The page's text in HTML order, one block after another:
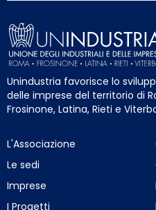
Unindustria favorisce lo
delle imprese del territorio di
Frosinone, Latina, Rieti e
L'Associazione
Le sedi
Imprese
I Progetti